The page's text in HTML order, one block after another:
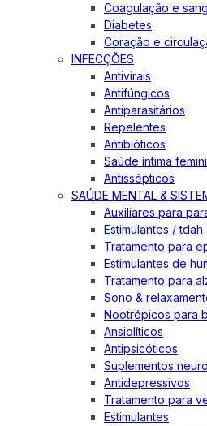
Coagulação e
Diabetes
Coração e
INFECÇÕES
Antivirais
Antifúngicos
Antiparasitários
Repelentes
Antibióticos
Saúde íntima
Antissépticos
SAÚDE MENTAL &
Auxiliares para
Estimulantes / tdah
Tratamento para
Estimulantes de
Tratamento para
Sono &
Nootrópicos para
Ansiolíticos
Antipsicóticos
Suplementos
Antidepressivos
Tratamento para
Estimulantes